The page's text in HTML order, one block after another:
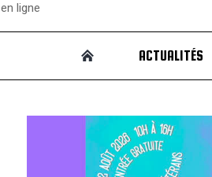
en ligne
ACTUALITÉS